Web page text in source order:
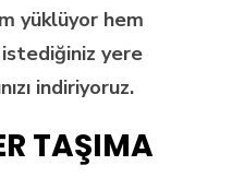
yüklüyor hem
yere
indiriyoruz.
TAŞIMA